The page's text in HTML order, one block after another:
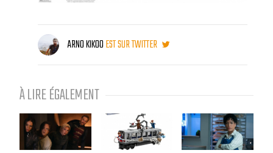
ARNO KIKOOEST SUR TWITTER
À LIRE ÉGALEMENT